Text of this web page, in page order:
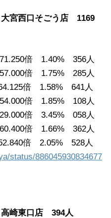
宮西口そごう店 1169
倍 1.40% 356人
倍 1.75% 285人
1.58% 641人
倍 1.85% 108人
倍 3.45% 058人
倍 1.66% 362人
2.05% 528人
status/886045930834677
崎東口店 394人